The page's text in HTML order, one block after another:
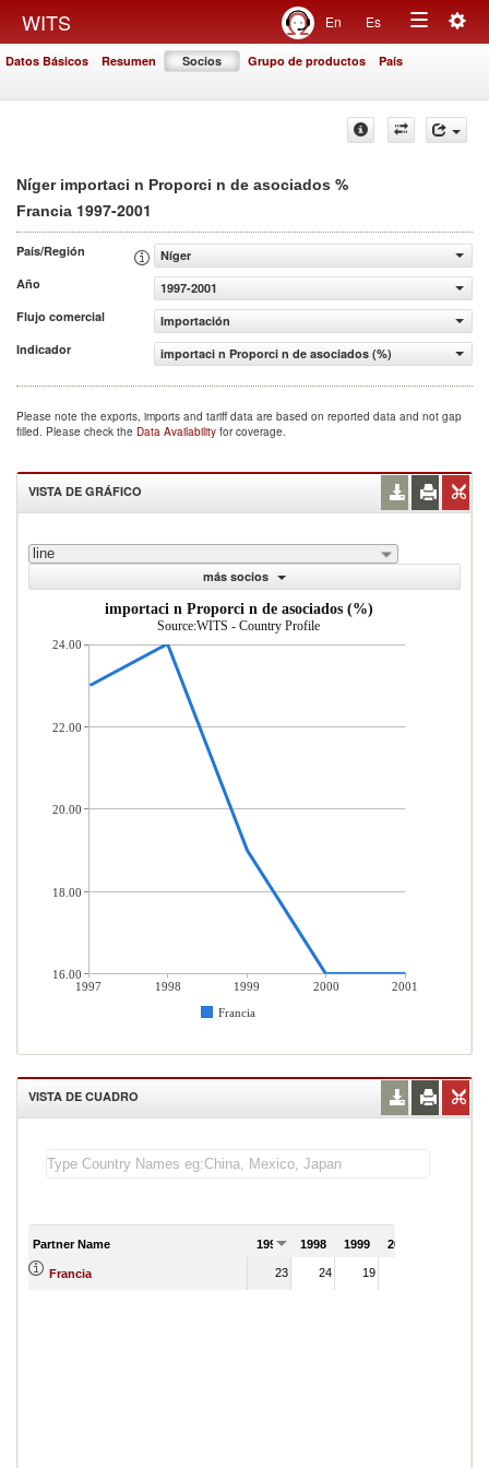
WITS En Es
Toggle
Datos Básicos Resumen Socios Grupo de productos País
Níger importaci n Proporci n de asociados %
Francia 1997-2001
País/Región
Níger
Año
1997-2001
Flujo comercial
Importación
Indicador
importaci n Proporci n de asociados (%)
Please note the exports, imports and tariff data are based on reported data and not gap
filled. Please check the Data Availability for coverage.
VISTA DE GRÁFICO
line
más socios
importaci n Proporci n de asociados (%)
Source:WITS - Country Profile
1997 1998 1999 2000
2001
Francia
24.00
22.00
20.00
18.00
16.00
VISTA DE CUADRO
Partner Name 1997 1998 1999 2000
Francia 23 24 19